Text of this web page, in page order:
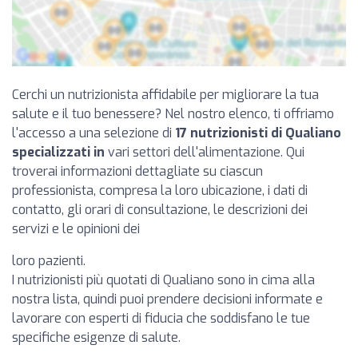
Cerchi un nutrizionista affidabile per migliorare la tua
salute e il tuo benessere? Nel nostro elenco, ti offriamo
l'accesso a una selezione di 17 nutrizionisti di Qualiano
specializzati in vari settori dell'alimentazione. Qui
troverai informazioni dettagliate su ciascun
professionista, compresa la loro ubicazione, i dati di
contatto, gli orari di consultazione, le descrizioni dei
servizi e le opinioni dei
loro pazienti.
I nutrizionisti più quotati di Qualiano sono in cima alla
nostra lista, quindi puoi prendere decisioni informate e
lavorare con esperti di fiducia che soddisfano le tue
specifiche esigenze di salute.